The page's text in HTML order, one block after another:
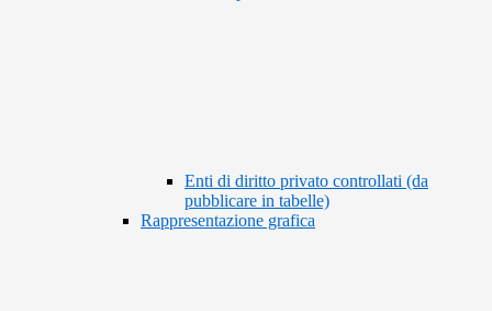
Enti di diritto privato controllati (da
pubblicare in tabelle)
Rappresentazione grafica